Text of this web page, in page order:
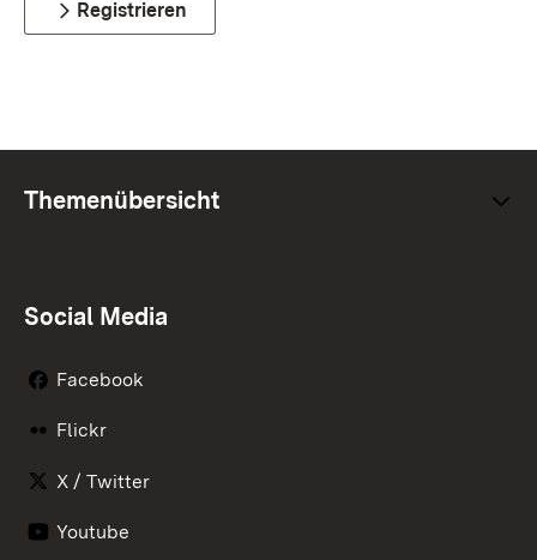
Registrieren
Themenübersicht
Social Media
Facebook
Flickr
X / Twitter
Youtube